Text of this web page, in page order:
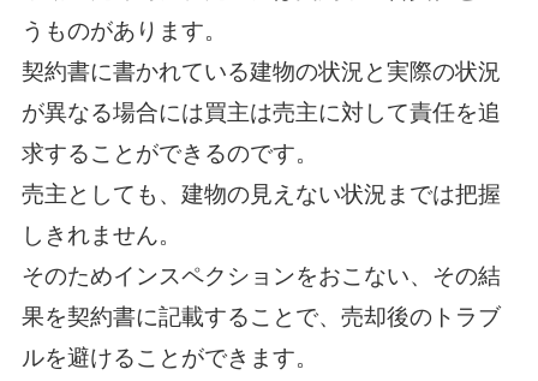
うものがあります。
契約書に書かれている建物の状況と実際の状況
が異なる場合には買主は売主に対して責任を追
求することができるのです。
売主としても、建物の見えない状況までは把握
しきれません。
そのためインスペクションをおこない、その結
果を契約書に記載することで、売却後のトラブ
ルを避けることができます。